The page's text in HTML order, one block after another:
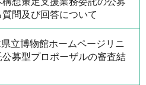
問及び回答について
立博物館ホームページリニ
募型プロポーザルの審査結